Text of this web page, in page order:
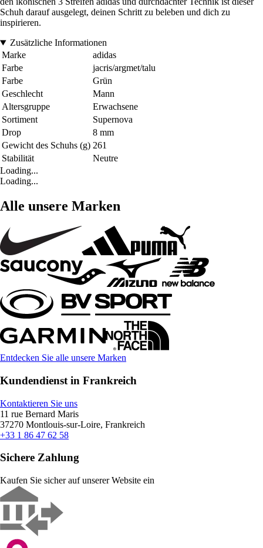
Schuh darauf ausgelegt, deinen Schritt zu beleben und dich zu
inspirieren.
Zusätzliche Informationen
Marke
adidas
Farbe
jacris/argmet/talu
Farbe
Grün
Geschlecht
Mann
Altersgruppe
Erwachsene
Sortiment
Supernova
Drop
8 mm
Gewicht des Schuhs (g) 261
Stabilität
Neutre
Loading...
Loading...
Alle unsere Marken
Entdecken Sie alle unsere Marken
Kundendienst in Frankreich
Kontaktieren Sie uns
11 rue Bernard Maris
37270 Montlouis-sur-Loire, Frankreich
+33 1 86 47 62 58
Sichere Zahlung
Kaufen Sie sicher auf unserer Website ein